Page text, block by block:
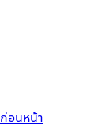
ก่อนหน้า